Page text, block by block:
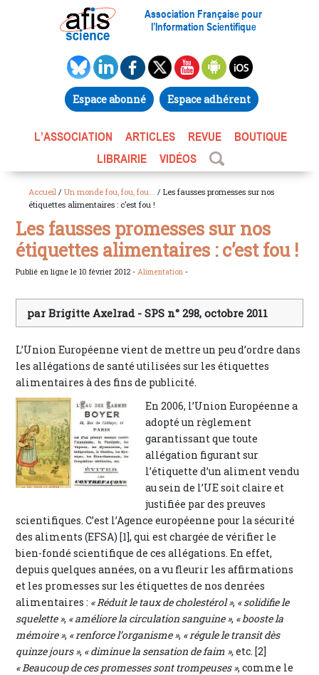
Association Française pour
l’Information Scientifique
Espace abonné Espace adhérent
L’ASSOCIATION ARTICLES REVUE
BOUTIQUE
LIBRAIRIE
VIDÉOS
Accueil / Un monde fou, fou, fou...
/ Les fausses promesses sur nos
étiquettes alimentaires : c’est fou !
Les fausses promesses sur nos
étiquettes alimentaires : c’est fou !
Publié en ligne le 10 février 2012 -Alimentation -
par Brigitte Axelrad - SPS n° 298, octobre 2011
L’Union Européenne vient de mettre un peu d’ordre dans
les allégations de santé utilisées sur les étiquettes
alimentaires à des fins de publicité.
En 2006, l’Union Européenne a
adopté un règlement
garantissant que toute
allégation figurant sur
l’étiquette d’un aliment vendu
au sein de l’UE soit claire et
justifiée par des preuves
scientifiques. C’est l’Agence européenne pour la sécurité
des aliments (EFSA) [1], qui est chargée de vérifier le
bien-fondé scientifique de ces allégations. En effet,
depuis quelques années, on a vu fleurir les affirmations
et les promesses sur les étiquettes de nos denrées
alimentaires : « Réduit le taux de cholestérol », « solidifie le
squelette », « améliore la circulation sanguine », « booste la
mémoire », « renforce l’organisme », « régule le transit dès
quinze jours », « diminue la sensation de faim », etc. [2]
« Beaucoup de ces promesses sont trompeuses », comme le